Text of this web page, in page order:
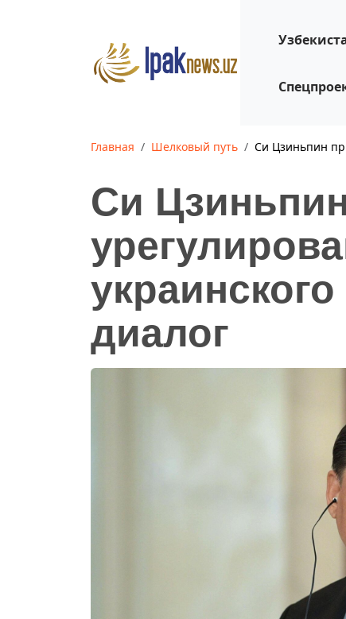
Главная Шелковый путь Си Цзиньпин
Си
диалог